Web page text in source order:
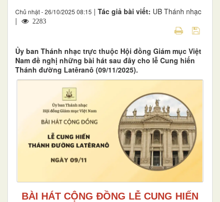
Chủ nhật - 26/10/2025 08:15 | Tác giả bài viết: UB Thánh nhạc
|
2283
Ủy ban Thánh nhạc trực thuộc Hội đồng Giám mục Việt
Nam đề nghị những bài hát sau đây cho lễ Cung hiến
Thánh đường Latêranô (09/11/2025).
BÀI HÁT CỘNG ĐỒNG LỄ CUNG HIẾN